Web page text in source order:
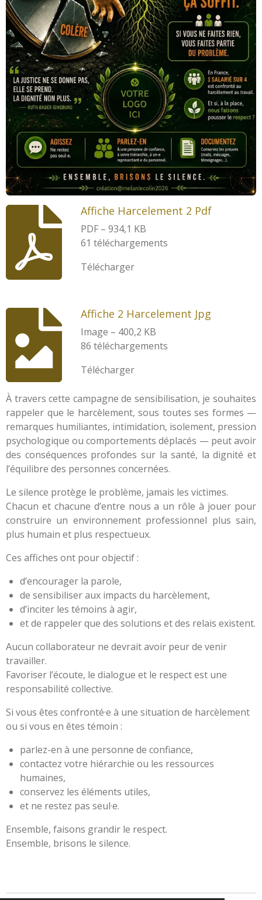
Affiche Harcelement 2 Pdf
PDF – 934,1 KB
61 téléchargements
Télécharger
Affiche 2 Harcelement Jpg
Image – 400,2 KB
86 téléchargements
Télécharger
À travers cette campagne de sensibilisation, je souhaites
rappeler que le harcèlement, sous toutes ses formes —
remarques humiliantes, intimidation, isolement, pression
psychologique ou comportements déplacés — peut avoir
des conséquences profondes sur la santé, la dignité et
l’équilibre des personnes concernées.
Le silence protège le problème, jamais les victimes.
Chacun et chacune d’entre nous a un rôle à jouer pour
construire un environnement professionnel plus sain,
plus humain et plus respectueux.
Ces affiches ont pour objectif :
d’encourager la parole,
de sensibiliser aux impacts du harcèlement,
d’inciter les témoins à agir,
et de rappeler que des solutions et des relais existent.
Aucun collaborateur ne devrait avoir peur de venir
travailler.
Favoriser l’écoute, le dialogue et le respect est une
responsabilité collective.
Si vous êtes confronté·e à une situation de harcèlement
ou si vous en êtes témoin :
parlez-en à une personne de confiance,
contactez votre hiérarchie ou les ressources
humaines,
conservez les éléments utiles,
et ne restez pas seul·e.
Ensemble, faisons grandir le respect.
Ensemble, brisons le silence.